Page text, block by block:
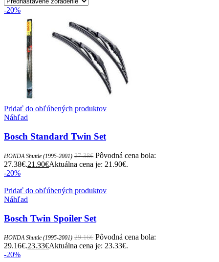
-20%
Pridať do obľúbených produktov
Náhľad
Bosch Standard Twin Set
HONDA Shuttle (1995-2001) 27.38€ Pôvodná cena bola:
27.38€.21.90€Aktuálna cena je: 21.90€.
-20%
Pridať do obľúbených produktov
Náhľad
Bosch Twin Spoiler Set
HONDA Shuttle (1995-2001) 29.16€ Pôvodná cena bola:
29.16€.23.33€Aktuálna cena je: 23.33€.
-20%